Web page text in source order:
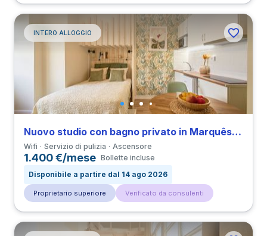
INTERO ALLOGGIO
Nuovo studio con bagno privato in Marquês de Pombal
Wifi Servizio di pulizia Ascensore
1.400 €/mese Bollette incluse
Disponibile a partire dal 14 ago 2026
Proprietario superiore Verificato da consulenti